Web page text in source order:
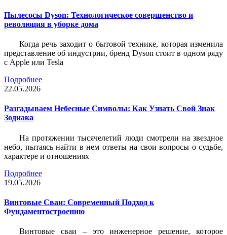
Пылесосы Dyson: Технологическое совершенство и
революция в уборке дома
Когда речь заходит о бытовой технике, которая изменила
представление об индустрии, бренд Dyson стоит в одном ряду
с Apple или Tesla
Подробнее
22.05.2026
Разгадываем Небесные Символы: Как Узнать Свой Знак
Зодиака
На протяжении тысячелетий люди смотрели на звездное
небо, пытаясь найти в нем ответы на свои вопросы о судьбе,
характере и отношениях
Подробнее
19.05.2026
Винтовые Сваи: Современный Подход к
Фундаментостроению
Винтовые сваи – это инженерное решение, которое